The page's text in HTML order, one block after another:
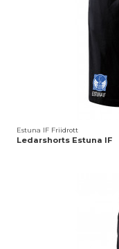
Estuna IF Friidrott
Ledarshorts Estuna IF